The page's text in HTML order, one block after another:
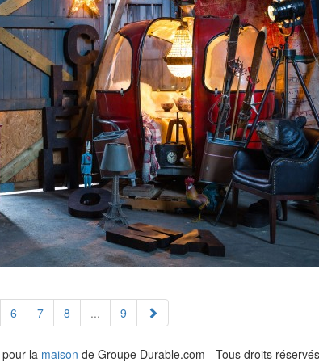
6 7 8 ... 9
pour la maison de Groupe Durable.com - Tous droits